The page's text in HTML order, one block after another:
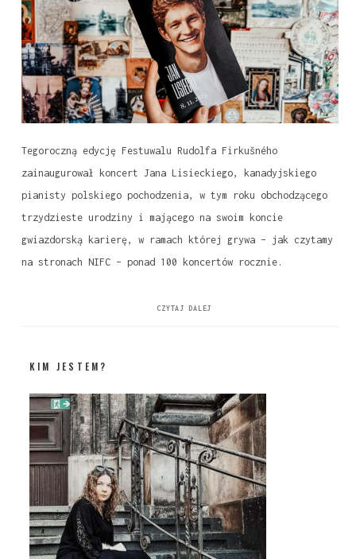
Tegoroczną edycję Festuwalu Rudolfa Firkušného
zainaugurował koncert Jana Lisieckiego, kanadyjskiego
pianisty polskiego pochodzenia, w tym roku obchodzącego
trzydzieste urodziny i mającego na swoim koncie
gwiazdorską karierę, w ramach której grywa – jak czytamy
na stronach NIFC – ponad 100 koncertów rocznie.
CZYTAJ DALEJ
KIM JESTEM?